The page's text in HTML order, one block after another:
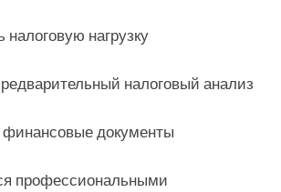
налоговую нагрузку
налоговый анализ
финансовые документы
профессиональными